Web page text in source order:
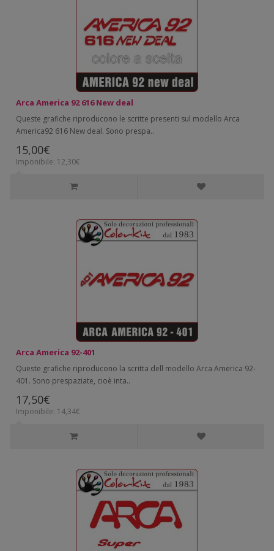
Arca America 92 616 New deal
Queste grafiche riproducono le scritte presenti sul modello Arca
America92 616 New deal. Sono prespa..
15,00€
Imponibile: 12,30€
Arca America 92-401
Queste grafiche riproducono la scritta dell modello Arca America 92-
401. Sono prespaziate, cioè inta..
17,50€
Imponibile: 14,34€